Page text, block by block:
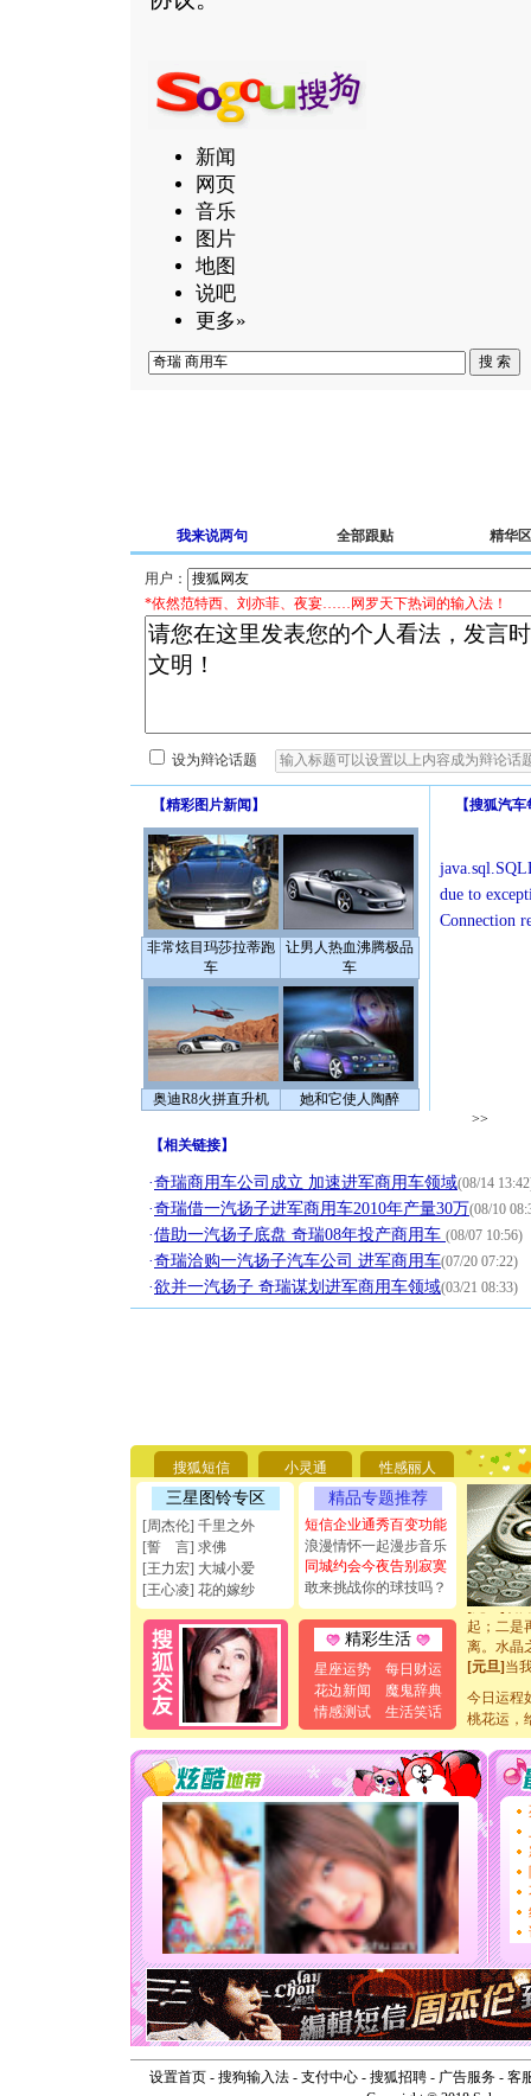
新闻
网页
音乐
图片
地图
说吧
更多»
我来说两句 全部跟贴 精华区
用户：
*依然范特西、刘亦菲、夜宴……网罗天下热词的输入法！
设为辩论话题
【精彩图片新闻 】
非常炫目玛莎拉蒂跑
车
让男人热血沸腾极品
车
奥迪R8火拼直升机 她和它使人陶醉
【搜狐汽车
due to
Connection
>>
【相关链接】
·奇瑞商用车公司成立 加速进军商用车领域(08/14
·奇瑞借一汽扬子进军商用车2010年产量30万(08/10
·借助一汽扬子底盘 奇瑞08年投产商用车 (08/07 10:56)
·奇瑞洽购一汽扬子汽车公司 进军商用车(07/20 07:22)
·欲并一汽扬子 奇瑞谋划进军商用车领域(03/21 08:33)
搜狐短信 小灵通 性感丽人
三星图铃专区
[周杰伦] 千里之外
[誓 言] 求佛
[王力宏] 大城小爱
[王心凌] 花的嫁纱
精品专题推荐
短信企业通秀百变功能
浪漫情怀一起漫步音乐
同城约会今夜告别寂寞
敢来挑战你的球技吗？
精彩生活
星座运势
每日财运
花边新闻
魔鬼辞典
情感测试
生活笑话
能正大光
天都要快
[圣诞节]
如意,快
[元旦]看
断电。爱
你是我专
[元旦]如
起；二是
离。水晶
[元旦] 当
泣，这痛
卖了。水
[春节]风
颜！冬去
道一声平
[春节]传
片叶子是
送你一
[圣诞节]
你太多
要平安
[圣诞节]
能正大
天都要快
[圣诞节]
如意,快
[元旦]看
断电。爱
你是我专
[元旦]如
起；二是
今日运程
桃花运，
设置首页- 搜狗输入法- 支付中心- 搜狐招聘- 广告服务- 客